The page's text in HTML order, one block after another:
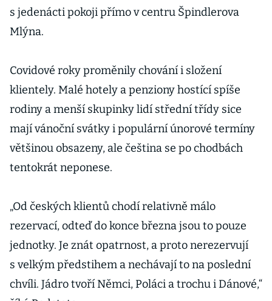
s jedenácti pokoji přímo v centru Špindlerova
Mlýna.
Covidové roky proměnily chování i složení
klientely. Malé hotely a penziony hostící spíše
rodiny a menší skupinky lidí střední třídy sice
mají vánoční svátky i populární únorové termíny
většinou obsazeny, ale čeština se po chodbách
tentokrát neponese.
„Od českých klientů chodí relativně málo
rezervací, odteď do konce března jsou to pouze
jednotky. Je znát opatrnost, a proto nerezervují
s velkým předstihem a nechávají to na poslední
chvíli. Jádro tvoří Němci, Poláci a trochu i Dánové,“